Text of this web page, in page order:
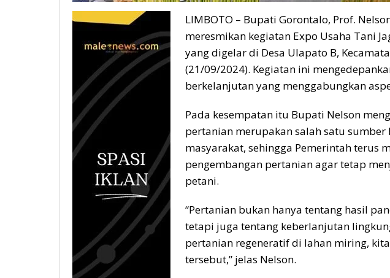
LIMBOTO – Bupati Gorontalo, Prof.
meresmikan kegiatan Expo Usaha Tani
yang digelar di Desa Ulapato B,
(21/09/2024). Kegiatan ini
berkelanjutan yang menggabungkan
Pada kesempatan itu Bupati Nelson
pertanian merupakan salah satu
masyarakat, sehingga Pemerintah terus
pengembangan pertanian agar tetap
petani.
“Pertanian bukan hanya tentang hasil
tetapi juga tentang keberlanjutan
pertanian regeneratif di lahan miring,
tersebut,” jelas Nelson.